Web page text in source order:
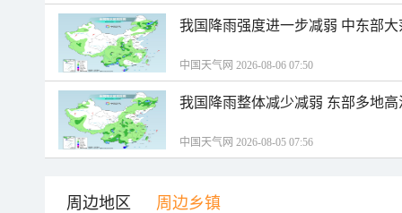
我国降雨强度进一步减弱 中东部
中国天气网 2026-08-06 07:50
我国降雨整体减少减弱 东部多地
中国天气网 2026-08-05 07:56
周边地区 周边乡镇